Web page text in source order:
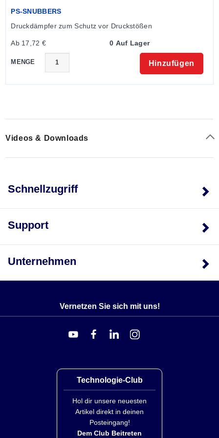
PSW-193, 194, 197 und 198:1/4 NPT
Gewicht:128 g (4,5 oz)
PS-SNUBBERS
Druckdämpfer zum Schutz vor Druckstößen
Ab 17,72 € 0 Auf Lager
MENGE Hinzufügen
Videos & Downloads
Schnellzugriff
Support
Unternehmen
Vernetzen Sie sich mit uns!
Technologie-Club
Hol dir unsere neuesten
Artikel direkt in deinen
Posteingang!
Dem Club Beitreten